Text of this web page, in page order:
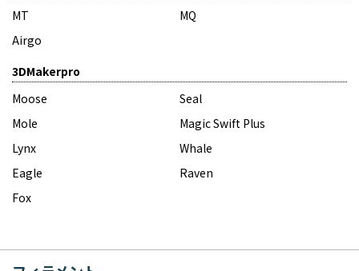
MT
MQ
Airgo
3DMakerpro
Moose
Seal
Mole
Magic Swift Plus
Lynx
Whale
Eagle
Raven
Fox